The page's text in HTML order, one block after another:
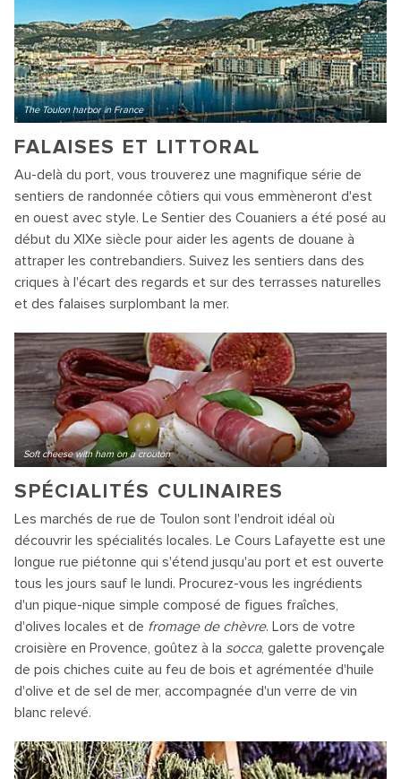
The Toulon harbor in France
FALAISES ET LITTORAL
Au-delà du port, vous trouverez une magnifique série de
sentiers de randonnée côtiers qui vous emmèneront d'est
en ouest avec style. Le Sentier des Couaniers a été posé au
début du XIXe siècle pour aider les agents de douane à
attraper les contrebandiers. Suivez les sentiers dans des
criques à l'écart des regards et sur des terrasses naturelles
et des falaises surplombant la mer.
Soft cheese with ham on a crouton
SPÉCIALITÉS CULINAIRES
Les marchés de rue de Toulon sont l'endroit idéal où
découvrir les spécialités locales. Le Cours Lafayette est une
longue rue piétonne qui s'étend jusqu'au port et est ouverte
tous les jours sauf le lundi. Procurez-vous les ingrédients
d'un pique-nique simple composé de figues fraîches,
d'olives locales et de fromage de chèvre. Lors de votre
croisière en Provence, goûtez à la socca, galette provençale
de pois chiches cuite au feu de bois et agrémentée d'huile
d'olive et de sel de mer, accompagnée d'un verre de vin
blanc relevé.